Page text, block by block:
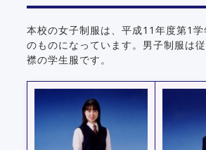
本校の女子制服は、平成11年度第1
のものになっています。男子制服は
襟の学生服です。